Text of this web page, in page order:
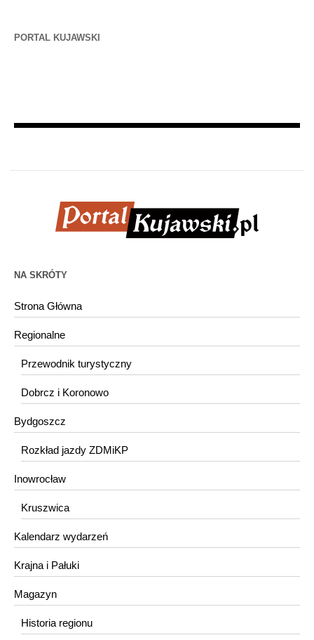
PORTAL KUJAWSKI
NA SKRÓTY
Strona Główna
Regionalne
Przewodnik turystyczny
Dobrcz i Koronowo
Bydgoszcz
Rozkład jazdy ZDMiKP
Inowrocław
Kruszwica
Kalendarz wydarzeń
Krajna i Pałuki
Magazyn
Historia regionu